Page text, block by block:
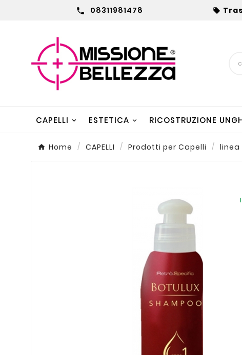
 08311981478 
CAPELLI ESTETICA RICOSTRUZIONE
Home CAPELLI Prodotti per Capelli linea